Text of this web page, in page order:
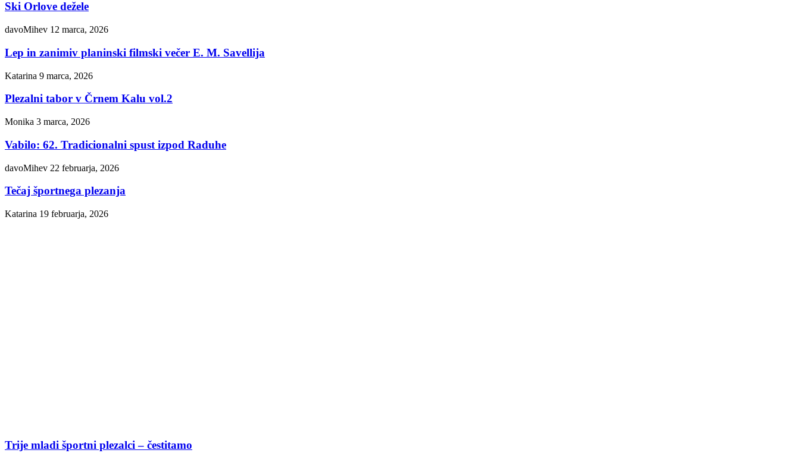
Ski Orlove dežele
davoMihev 12 marca, 2026
Lep in zanimiv planinski filmski večer E. M. Savellija
Katarina 9 marca, 2026
Plezalni tabor v Črnem Kalu vol.2
Monika 3 marca, 2026
Vabilo: 62. Tradicionalni spust izpod Raduhe
davoMihev 22 februarja, 2026
Tečaj športnega plezanja
Katarina 19 februarja, 2026
Trije mladi športni plezalci – čestitamo